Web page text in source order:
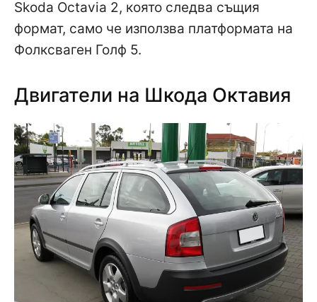
Skoda Octavia 2, която следва същия
формат, само че използва платформата на
Фолксваген Голф 5.
Двигатели на Шкода Октавия